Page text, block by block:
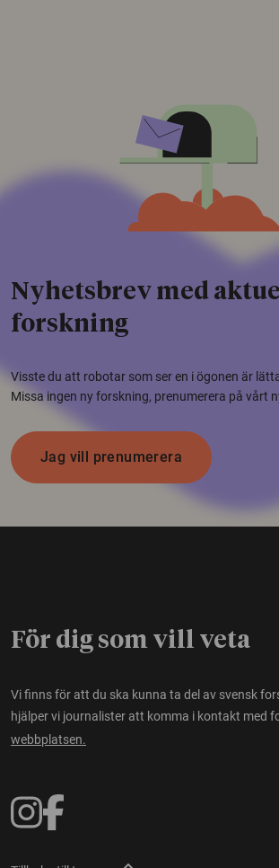
Nyhetsbrev med
forskning
Visste du att robotar som ser en i ögonen är
Missa ingen ny forskning, prenumerera på vårt
Jag vill prenumerera
För dig som vill veta
Vi finns för att du ska kunna ta del av svensk
hjälper vi journalister att komma i kontakt med
webbplatsen.